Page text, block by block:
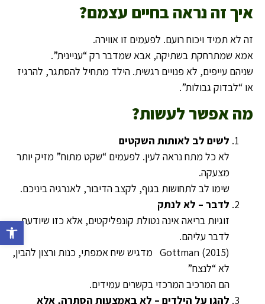
פתח
איך זה נראה בחיים עצמם?
זה לא תמיד ויכוח רועם. לפעמים זו אווירה.
אמא שמתרחקת בשתיקה, אבא שמדבר רק “עניינית”.
שניהם עייפים, לא פנויים רגשית. הילד מתחיל להסתגר, להרגיז
או “לבדוק גבולות”.
מה אפשר לעשות?
לשים לב לאותות השקטים
לא כל מתח נראה לעין. לפעמים “שקט מתוח” מזיק יותר
מצעקה.
שימו לב לתחושות בגוף, לקצב הדיבור, לאנרגיה ביניכם.
לדבר – לא לנתק
זוגיות בריאה אינה נטולת קונפליקטים, אלא כזו שיודעת
לדבר עליהם.
Gottman (2015) מדגיש שיח אמפתי, כנות ורצון להבין,
לא “לנצח”
הם המרכיב המרכזי בקשרים עמידים.
להגן על הילדים – לא באמצעות הסתרה, אלא